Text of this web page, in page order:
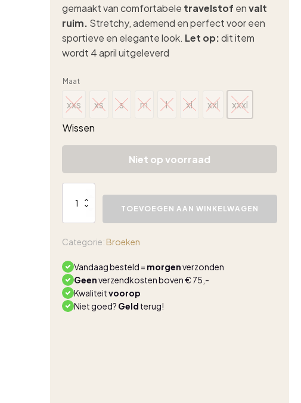
gemaakt van comfortabele travelstof envalt
ruim. Stretchy, ademend en perfect voor een
sportieve en elegante look. Let op:dit item
wordt 4 april uitgeleverd
Maat
xxs
xxs
xs
xs
s
s
m
m
l
l
xl
xl
xxl
xxl
xxxl
xxxl
Wissen
Niet op voorraad
trouser
stripe
aantal
TOEVOEGEN AAN WINKELWAGEN
Categorie: Broeken
Vandaag besteld = morgenverzonden
Geenverzendkosten boven € 75,-
Kwaliteitvoorop
Niet goed? Geld terug!